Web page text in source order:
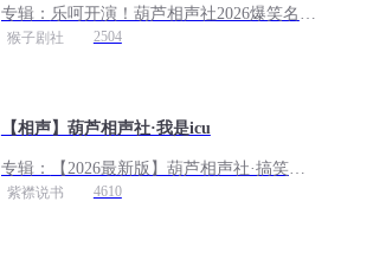
专辑： 乐呵开演！葫芦相声社2026爆笑名段
合集丨免费听
猴子剧社 2504
【相声】葫芦相声社·我是icu
专辑：
【2026最新版】葫芦相声社·搞笑来
袭丨经典丨助眠
紫襟说书 4610